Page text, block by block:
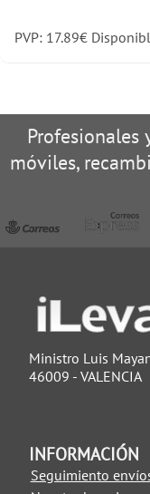
PVP: 17.89€
Profesionales
móviles,
Ministro Luis
46009 - VALENCIA
INFORMACIÓN
Seguimiento